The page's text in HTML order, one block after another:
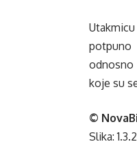
potpuno
odnosno
koje su
©
Slika: